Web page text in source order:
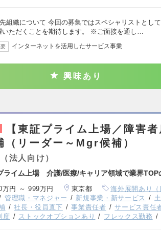
組織について 今回の募集ではスペシャリストとし
いただくことを期待します。 ※ご面接を通し…
インターネットを活用したサービス事業
興味あり
【東証プライム上場／障害
（リーダー～Mgr候補）
法人向け）
ライム上場 介護/医療/キャリア領域で業界TOP
万円 ～ 999万円 東京都 海外展開あり（
管理職・マネジャー 新規事業・新サービス
社長・役員直下 事業責任者 サービス責任
度
ストックオプションあり フレックス勤務